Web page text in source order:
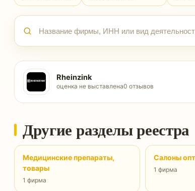
Rheinzink
оценка не выставлена0 отзывов
Другие разделы реестра
Медицинские препараты,
товары
1 фирма
Салоны
1 фирма